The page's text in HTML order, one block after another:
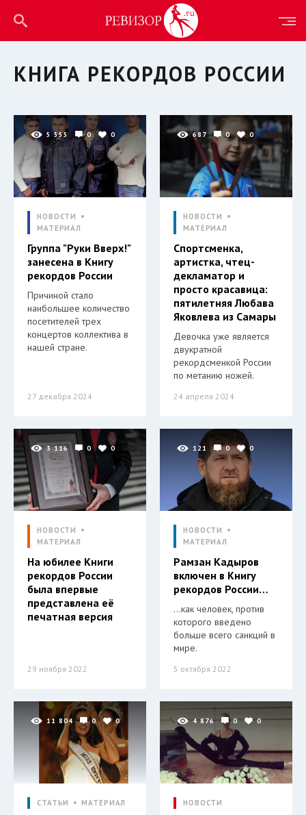
КНИГА РЕКОРДОВ РОССИИ
5 555 0 0
НОВОСТИ
МАТЕРИАЛ
Группа "Руки Вверх!"
занесена в Книгу
рекордов России
Причиной стало
наибольшее количество
посетителей трех
концертов коллектива в
нашей стране.
27 декабря 2024
687 0 0
НОВОСТИ
МАТЕРИАЛ
Спортсменка,
артистка, чтец-
декламатор и
просто красавица:
пятилетняя Любава
Яковлева из Самары
Девочка уже является
двукратной
рекордсменкой России
по метанию ножей.
24 апреля 2024
3 116 0 0
НОВОСТИ
МАТЕРИАЛ
На юбилее Книги
рекордов России
была впервые
представлена её
печатная версия
29 ноября 2022
121 0 0
НОВОСТИ
МАТЕРИАЛ
Рамзан Кадыров
включен в Книгу
рекордов России…
…как человек, против
которого введено
больше всего санкций в
мире.
5 октября 2022
11 804 0 0
СТАТЬИ МАТЕРИАЛ
4 876 0 0
НОВОСТИ